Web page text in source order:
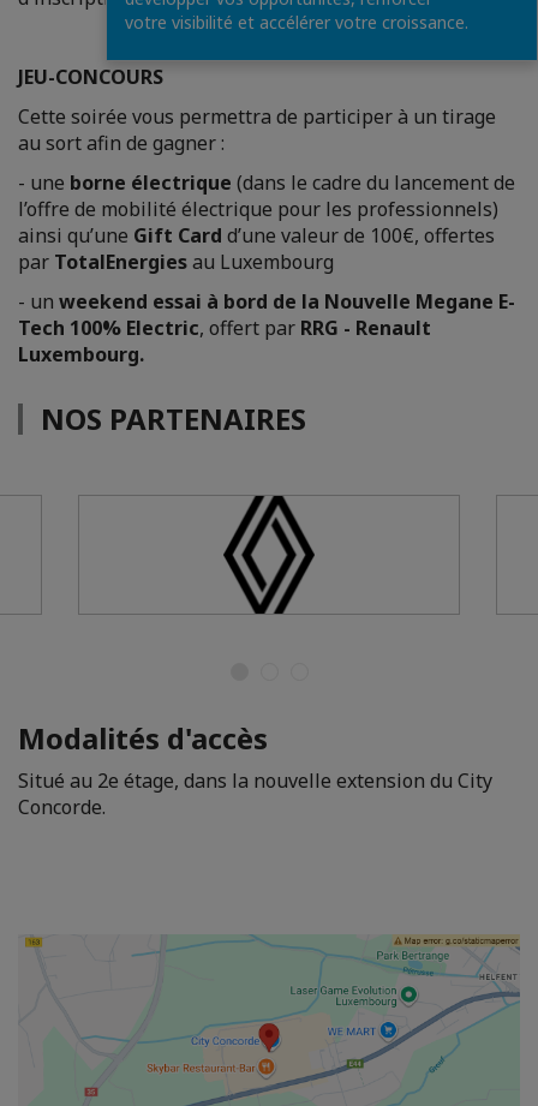
JEU-CONCOURS
Cette soirée vous permettra de participer à un tirage
au sort afin de gagner :
- une borne électrique (dans le cadre du lancement de
l’offre de mobilité électrique pour les professionnels)
ainsi qu’une Gift Card d’une valeur de 100€, offertes
par TotalEnergiesau Luxembourg
- un weekend essai à bord de la Nouvelle Megane E-
Tech 100% Electric, offert par RRG - Renault
Luxembourg.
NOS PARTENAIRES
Modalités d'accès
Situé au 2e étage, dans la nouvelle extension du City
Concorde.
votre visibilité et accélérer votre croissance.